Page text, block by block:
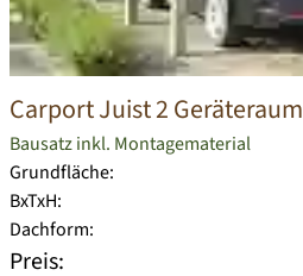
Carport Juist 2 Geräteraum
Bausatz inkl. Montagematerial
Grundfläche:
BxTxH:
Dachform:
Preis: